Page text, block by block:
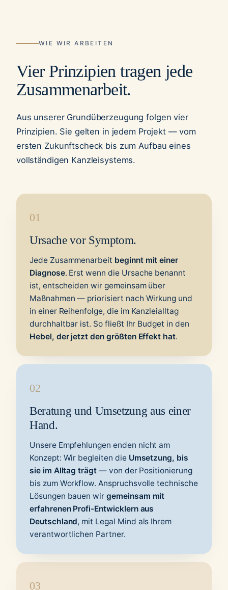
WIE WIR ARBEITEN
Vier Prinzipien tragen jede
Zusammenarbeit.
Aus unserer Grundüberzeugung folgen vier
Prinzipien. Sie gelten in jedem Projekt — vom
ersten Zukunftscheck bis zum Aufbau eines
vollständigen Kanzleisystems.
01
Ursache vor Symptom.
Jede Zusammenarbeit beginnt mit einer
Diagnose. Erst wenn die Ursache benannt
ist, entscheiden wir gemeinsam über
Maßnahmen — priorisiert nach Wirkung und
in einer Reihenfolge, die im Kanzleialltag
durchhaltbar ist. So fließt Ihr Budget in den
Hebel, der jetzt den größten Effekt hat.
02
Beratung und Umsetzung aus einer
Hand.
Unsere Empfehlungen enden nicht am
Konzept: Wir begleiten die Umsetzung, bis
sie im Alltag trägt — von der Positionierung
bis zum Workflow. Anspruchsvolle technische
Lösungen bauen wirgemeinsam mit
erfahrenen Profi-Entwicklern aus
Deutschland, mit Legal Mind als Ihrem
verantwortlichen Partner.
03